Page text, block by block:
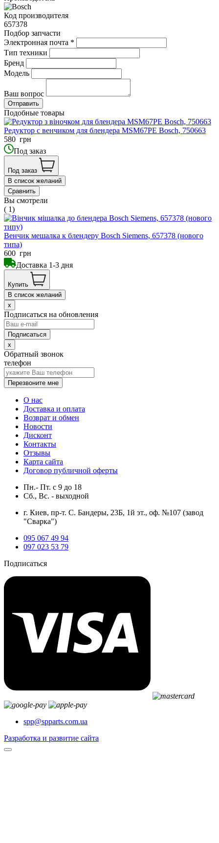
Код производителя
657378
Подбор запчасти
Электронная почта *
Тип техники
Бренд
Модель
Ваш вопрос
Подобные товары
Редуктор с венчиком для блендера MSM67PE Bosch, 750663
580 грн
Под заказ
Под заказ
В список желаний
Сравнить
Вы смотрели
( 1)
Венчик мешалка к блендеру Bosch Siemens, 657378 (нового
типа)
600 грн
Доставка 1-3 дня
Купить
В список желаний
x
Подписаться на обновления
x
Обратный звонок
телефон
Перезвоните мне
О нас
Доставка и оплата
Возврат и обмен
Новости
Дисконт
Контакты
Отзывы
Карта сайта
Договор публичной оферты
Пн.- Пт. с 9 до 18
Сб., Вс. - выходной
г. Киев, пр-т. С. Бандеры, 23Б, 1й эт., оф. №107 (завод
"Сварка")
095 067 49 94
097 023 53 79
Подписаться
spp@spparts.com.ua
Разработка и развитие сайта